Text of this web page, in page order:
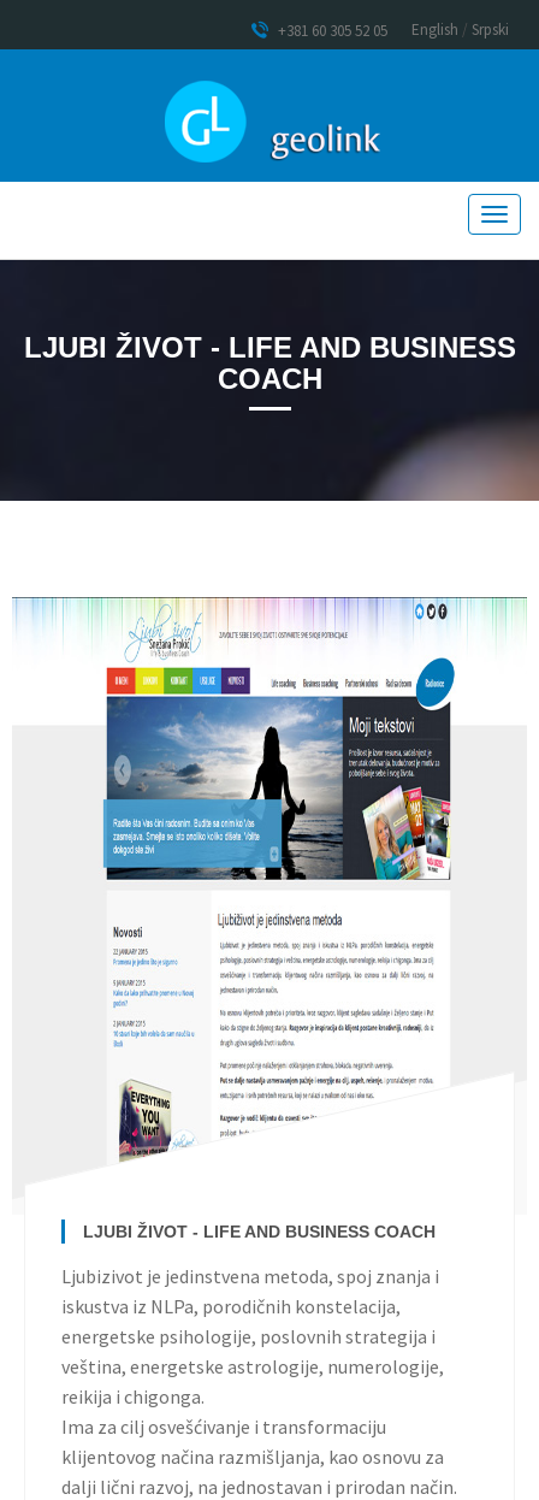
+381 60 305 52 05 English / Srpski
LJUBI ŽIVOT - LIFE AND BUSINESS
COACH
LJUBI ŽIVOT - LIFE AND BUSINESS COACH
Ljubizivot je jedinstvena metoda, spoj znanja i
iskustva iz NLPa, porodičnih konstelacija,
energetske psihologije, poslovnih strategija i
veština, energetske astrologije, numerologije,
reikija i chigonga.
Ima za cilj osvešćivanje i transformaciju
klijentovog načina razmišljanja, kao osnovu za
dalji lični razvoj, na jednostavan i prirodan način.